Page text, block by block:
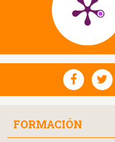
FORMACIÓN